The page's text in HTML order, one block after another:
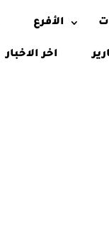
الأفرع
اخر الاخبار